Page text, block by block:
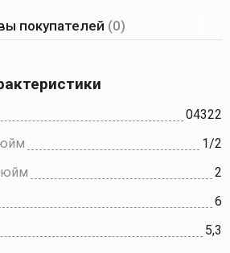
покупателей (0)
04322
1/2
2
6
5,3